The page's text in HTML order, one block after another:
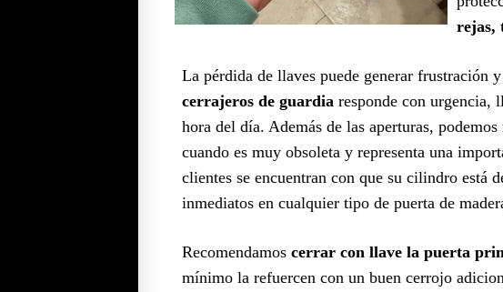
rejas,
La pérdida de llaves puede generar frustración
cerrajeros de guardia responde con urgencia,
hora del día. Además de las aperturas, podemos
cuando es muy obsoleta y representa una
clientes se encuentran con que su cilindro está
inmediatos en cualquier tipo de puerta de
Recomendamos cerrar con llave la puerta
mínimo la refuercen con un buen cerrojo